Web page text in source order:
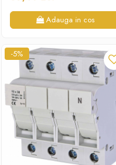
Adauga in cos
-5%